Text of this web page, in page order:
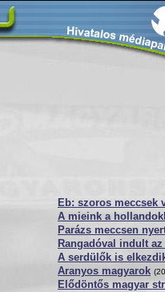
Eb: szoros meccsek
A mieink a
Parázs meccsen
Rangadóval indult az
A serdülők is
Aranyos magyarok
Elődöntős magyar